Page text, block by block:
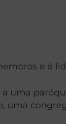
e é
uma
uma